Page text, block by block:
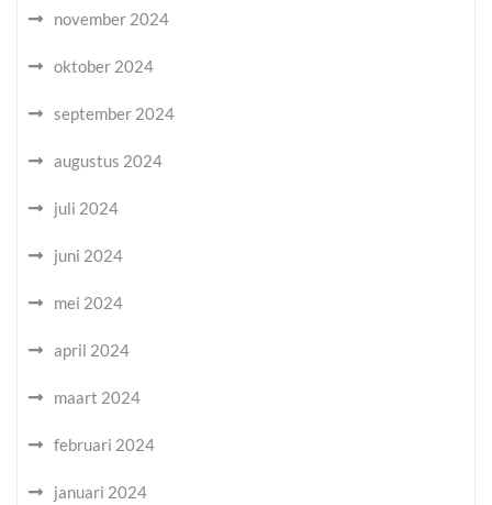
november 2024
oktober 2024
september 2024
augustus 2024
juli 2024
juni 2024
mei 2024
april 2024
maart 2024
februari 2024
januari 2024